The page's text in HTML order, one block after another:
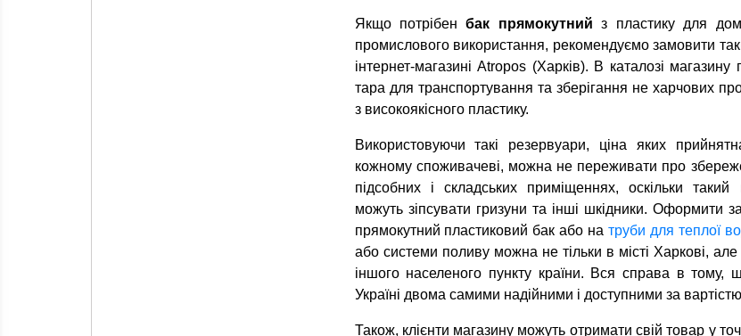
Якщо потрібенбак прямокутний з пластику для
промислового використання, рекомендуємо замовити
інтернет-магазині Atropos (Харків). В каталозі магазину
тара для транспортування та зберігання не харчових
з високоякісного пластику.
Використовуючи такі резервуари, ціна яких
кожному споживачеві, можна не переживати про
підсобних і складських приміщеннях, оскільки
можуть зіпсувати гризуни та інші шкідники. Оформити
прямокутний пластиковий бак або натруби для теплої
або системи поливу можна не тільки в місті Харкові, але
іншого населеного пункту країни. Вся справа в тому,
Україні двома самими надійними і доступними за
Також, клієнти магазину можуть отримати свій товар у